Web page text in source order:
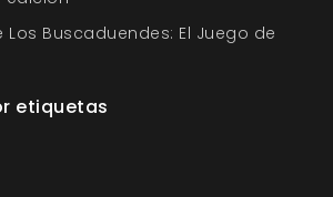
Los Buscaduendes: El Juego de
etiquetas